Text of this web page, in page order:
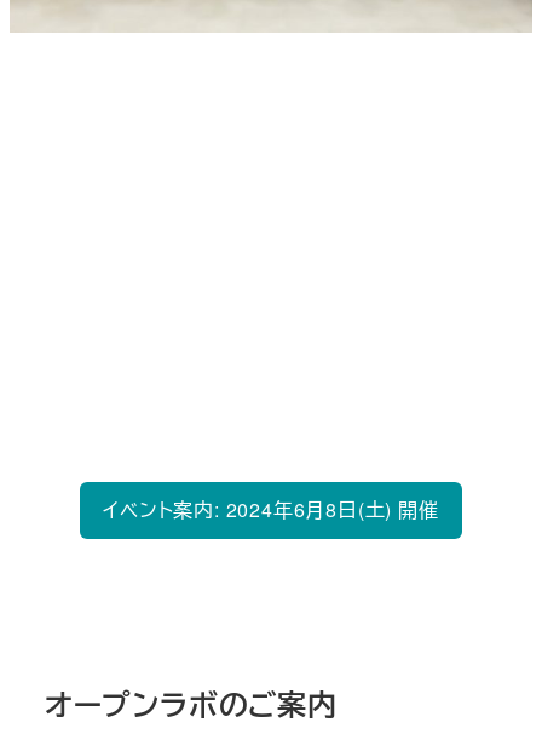
イベント案内: 2024年6月8日(土) 開催
オープンラボのご案内